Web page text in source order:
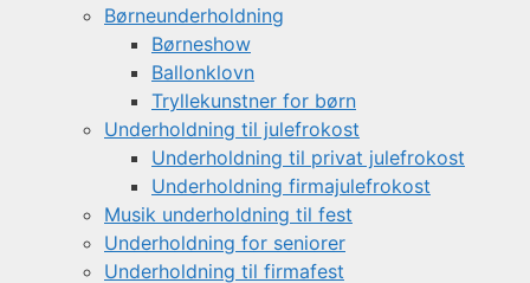
Børneunderholdning
Børneshow
Ballonklovn
Tryllekunstner for børn
Underholdning til julefrokost
Underholdning til privat julefrokost
Underholdning firmajulefrokost
Musik underholdning til fest
Underholdning for seniorer
Underholdning til firmafest